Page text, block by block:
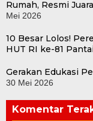
Rumah, Resmi
Mei 2026
10 Besar Lolos!
HUT RI ke-81
Gerakan Edukasi
30 Mei 2026
Komentar